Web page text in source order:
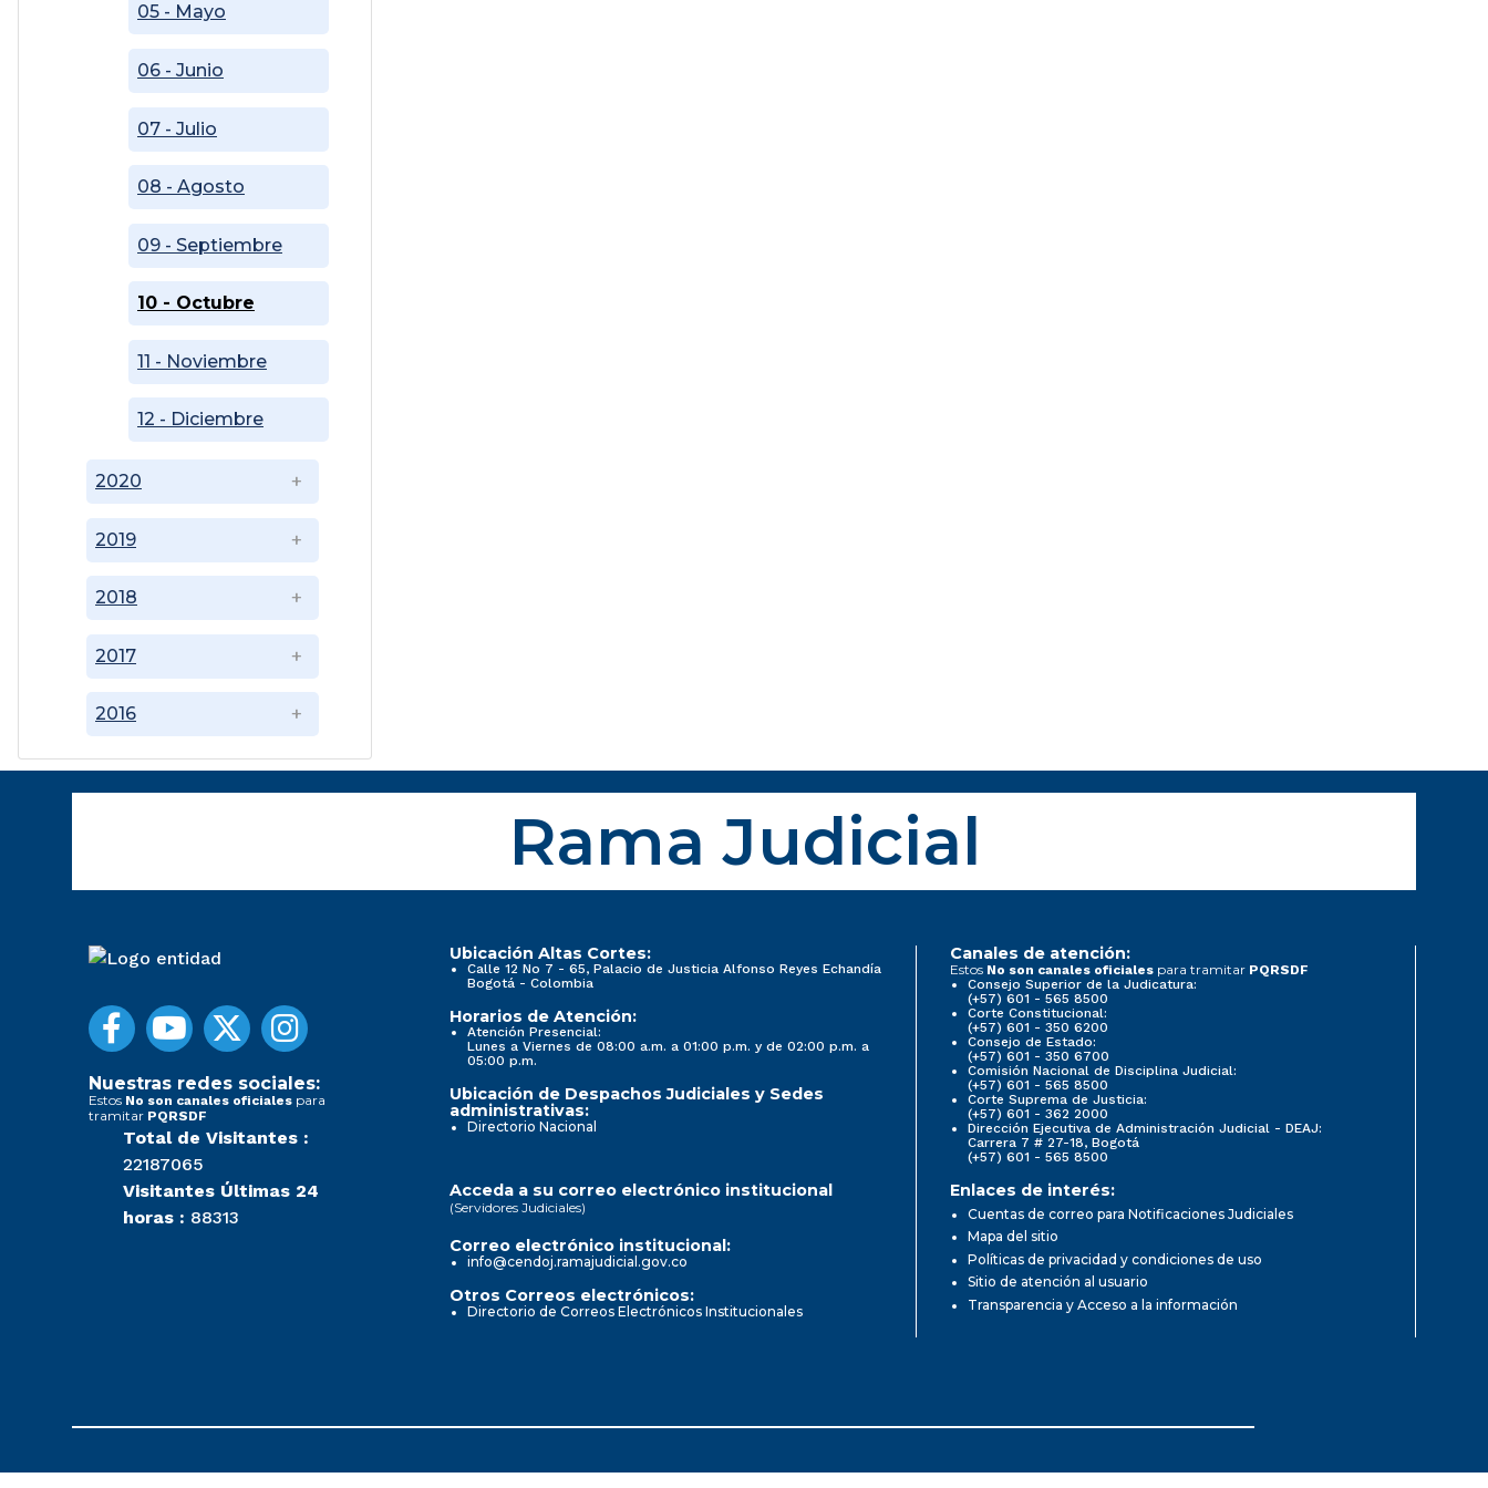
2016
2017
2018
2019
2020
05 - Mayo
06 - Junio
07 - Julio
08 - Agosto
09 - Septiembre
10 - Octubre
11 - Noviembre
12 - Diciembre
Rama Judicial
Nuestras redes sociales:
Estos No son canales oficiales para
tramitar PQRSDF
Total de Visitantes :
22187065
Visitantes Últimas 24
horas : 88313
Ubicación Altas Cortes:
Calle 12 No 7 - 65, Palacio de Justicia Alfonso Reyes Echandía
Bogotá - Colombia
Horarios de Atención:
Atención Presencial:
Lunes a Viernes de 08:00 a.m. a 01:00 p.m. y de 02:00 p.m. a
05:00 p.m.
Ubicación de Despachos Judiciales y Sedes
administrativas:
Directorio Nacional
Canales de atención:
Estos No son canales oficiales para tramitar PQRSDF
Consejo Superior de la Judicatura:
(+57) 601 - 565 8500
Corte Constitucional:
(+57) 601 - 350 6200
Consejo de Estado:
(+57) 601 - 350 6700
Comisión Nacional de Disciplina Judicial:
(+57) 601 - 565 8500
Corte Suprema de Justicia:
(+57) 601 - 362 2000
Dirección Ejecutiva de Administración Judicial - DEAJ:
Carrera 7 # 27-18, Bogotá
(+57) 601 - 565 8500
Acceda a su correo electrónico institucional
(Servidores Judiciales)
Correo electrónico institucional:
info@cendoj.ramajudicial.gov.co
Otros Correos electrónicos:
Directorio de Correos Electrónicos Institucionales
Enlaces de interés:
Cuentas de correo para Notificaciones Judiciales
Mapa del sitio
Políticas de privacidad y condiciones de uso
Sitio de atención al usuario
Transparencia y Acceso a la información